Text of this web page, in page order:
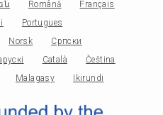
Română
Français
Portugues
Norsk
Српски
Català
Čeština
Malagasy Ikirundi